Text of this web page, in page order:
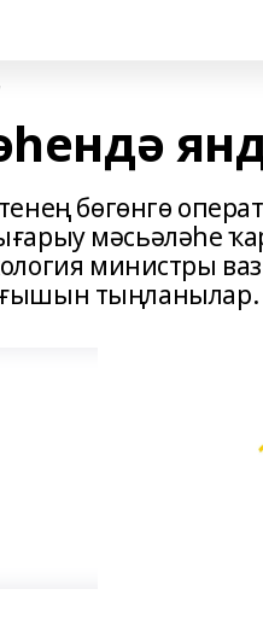
бөгөнгө
мәсьәләһе
министры
тыңланылар.